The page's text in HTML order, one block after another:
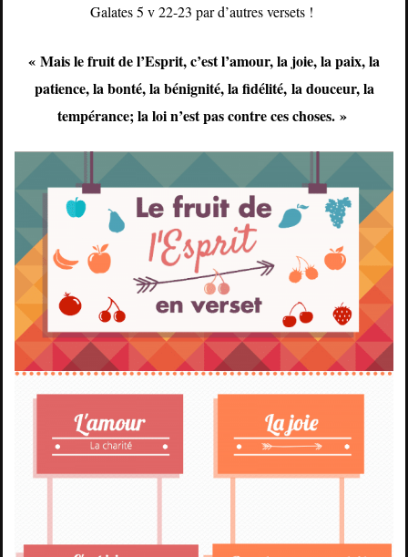
Galates 5 v 22-23 par d’autres versets !
« Mais le fruit de l’Esprit, c’est l’amour, la joie, la paix, la
patience, la bonté, la bénignité, la fidélité, la douceur, la
tempérance; la loi n’est pas contre ces choses. »